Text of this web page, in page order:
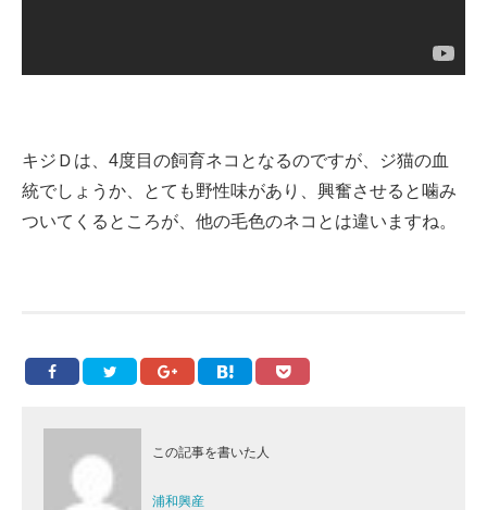
キジＤは、4度目の飼育ネコとなるのですが、ジ猫の血
統でしょうか、とても野性味があり、興奮させると噛み
ついてくるところが、他の毛色のネコとは違いますね。
この記事を書いた人
浦和興産